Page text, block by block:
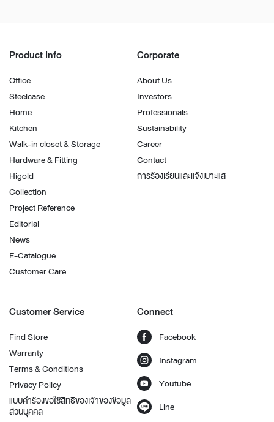
Product Info
Office
Steelcase
Home
Kitchen
Walk-in closet & Storage
Hardware & Fitting
Higold
Collection
Project Reference
Editorial
News
E-Catalogue
Customer Care
Corporate
About Us
Investors
Professionals
Sustainability
Career
Contact
การร้องเรียนและแจ้งเบาะแส
Customer Service
Find Store
Warranty
Terms & Conditions
Privacy Policy
แบบคำร้องขอใช้สิทธิของเจ้าของข้อมูล
ส่วนบุคคล
Connect
Facebook
Instagram
Youtube
Line